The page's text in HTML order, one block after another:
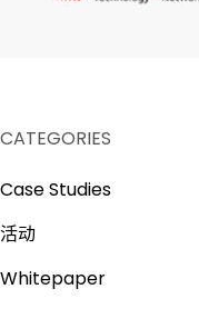
CATEGORIES
Case Studies
活动
Whitepaper